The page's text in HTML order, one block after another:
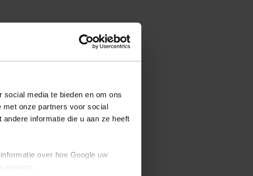
media te bieden en om ons
onze partners voor social
informatie die u aan ze heeft
over hoe Google uw